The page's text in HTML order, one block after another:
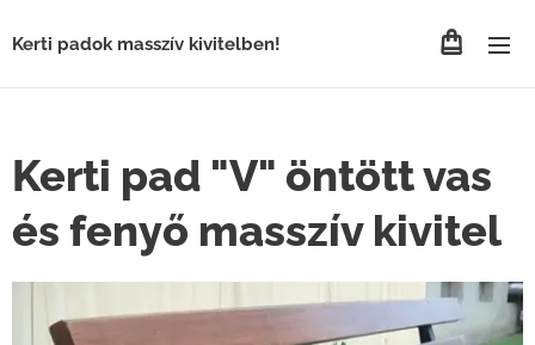
Kerti padok masszív kivitelben!
Kerti pad "V" öntött vas
és fenyő masszív kivitel